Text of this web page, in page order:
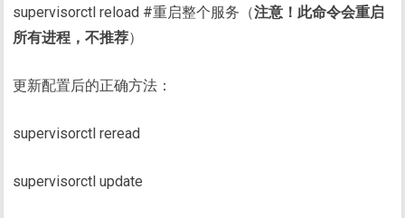
supervisorctl reload #重启整个服务（注意！此命令会重启
所有进程，不推荐）
更新配置后的正确方法：
supervisorctl reread
supervisorctl update